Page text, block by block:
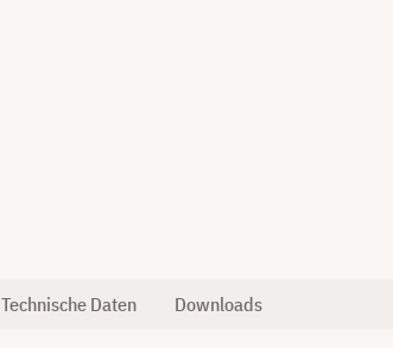
Technische Daten Downloads